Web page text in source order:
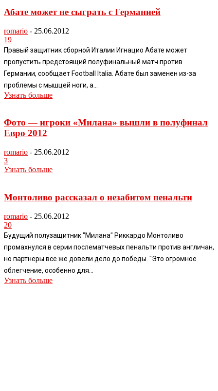
Абате может не сыграть с Германией
romario - 25.06.2012
19
Правый защитник сборной Италии Игнацио Абате может
пропустить предстоящий полуфинальный матч против
Германии, сообщает Football Italia. Абате был заменен из-за
проблемы с мышцей ноги, а...
Узнать больше
Фото — игроки «Милана» вышли в полуфинал
Евро 2012
romario - 25.06.2012
3
Узнать больше
Монтоливо рассказал о незабитом пенальти
romario - 25.06.2012
20
Будущий полузащитник "Милана" Риккардо Монтоливо
промахнулся в серии послематчевых пенальти против англичан,
но партнеры все же довели дело до победы. "Это огромное
облегчение, особенно для...
Узнать больше